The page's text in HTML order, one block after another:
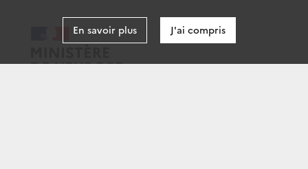
En savoir plus J'ai compris